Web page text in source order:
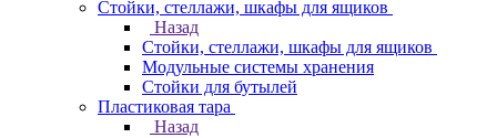
Стойки, стеллажи, шкафы для ящиков
Назад
Стойки, стеллажи, шкафы для ящиков
Модульные системы хранения
Стойки для бутылей
Пластиковая тара
Назад